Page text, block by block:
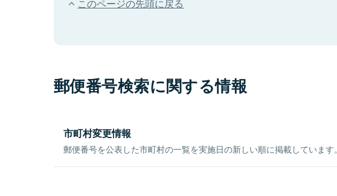
このページの先頭に戻る
郵便番号検索に関する情報
市町村変更情報
郵便番号を公表した市町村の一覧を実施日の新しい順に掲載しています。